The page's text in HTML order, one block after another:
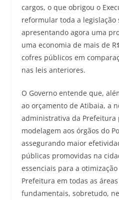
cargos, o que obrigou o
reformular toda a legislação
apresentando agora uma
uma economia de mais de
cofres públicos em
nas leis anteriores.
O Governo entende que,
ao orçamento de Atibaia, a
administrativa da Prefeitura
modelagem aos órgãos do
assegurando maior
públicas promovidas na
essenciais para a
Prefeitura em todas as
fundamentais, sobretudo,